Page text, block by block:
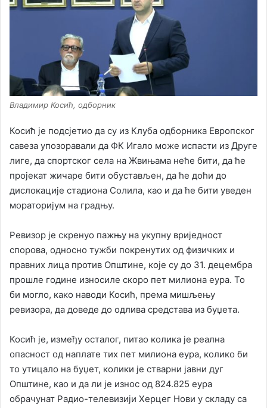
Владимир Косић, одборник
Косић је подсјетио да су из Клуба одборника Европског
савеза упозоравали да ФК Игало може испасти из Друге
лиге, да спортског села на Жвињама неће бити, да ће
пројекат жичаре бити обустављен, да ће доћи до
дислокације стадиона Солила, као и да ће бити уведен
мораторијум на градњу.
Ревизор је скренуо пажњу на укупну вриједност
спорова, односно тужби покренутих од физичких и
правних лица против Општине, које су до 31. децембра
прошле године износиле скоро пет милиона еура. То
би могло, како наводи Косић, према мишљењу
ревизора, да доведе до одлива средстава из буџета.
Косић је, између осталог, питао колика је реална
опасност од наплате тих пет милиона еура, колико би
то утицало на буџет, колики је стварни јавни дуг
Општине, као и да ли је износ од 824.825 еура
обрачунат Радио-телевизији Херцег Нови у складу са